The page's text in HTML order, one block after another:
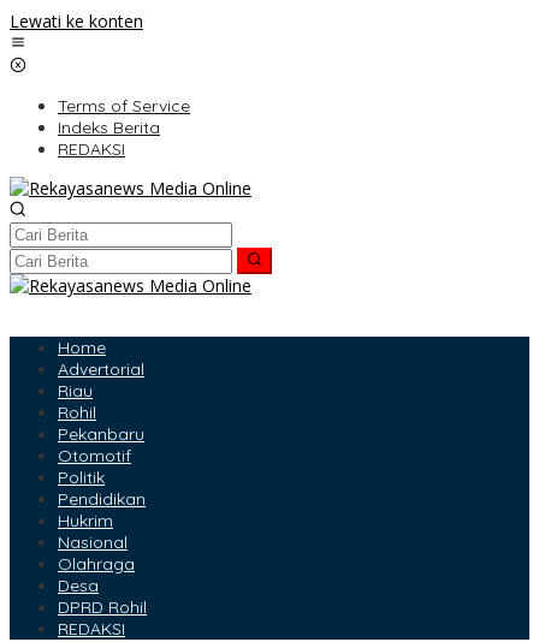
Lewati ke konten
Terms of Service
Indeks Berita
REDAKSI
Home
Advertorial
Riau
Rohil
Pekanbaru
Otomotif
Politik
Pendidikan
Hukrim
Nasional
Olahraga
Desa
DPRD Rohil
REDAKSI